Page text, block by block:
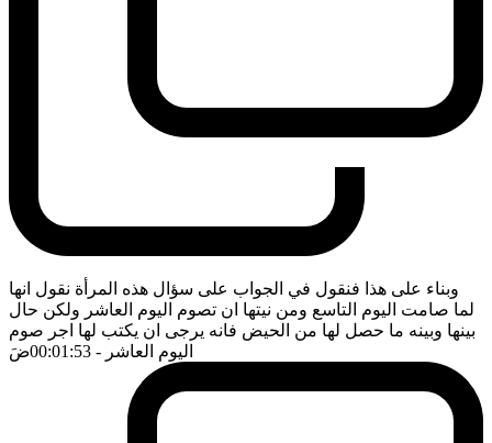
وبناء على هذا فنقول في الجواب على سؤال هذه المرأة نقول انها
لما صامت اليوم التاسع ومن نيتها ان تصوم اليوم العاشر ولكن حال
بينها وبينه ما حصل لها من الحيض فانه يرجى ان يكتب لها اجر صوم
اليوم العاشر - 00:01:53 ضَ